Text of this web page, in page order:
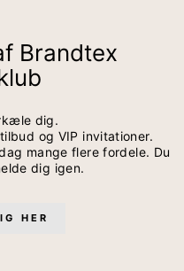
Brandtex
dig.
og VIP invitationer.
mange flere fordele. Du
dig igen.
HER